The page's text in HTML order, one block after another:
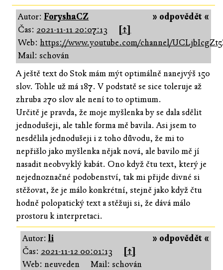
» odpovědět «
Autor:ForyshaCZ
Čas: 2021-11-11 20:07:13
[↑]
Web:https://www.youtube.com/channel/
Mail: schován
A ještě text do Stok mám mýt optimálně nanejvýš 150
slov. Tohle už má 187. V podstatě se sice toleruje až
zhruba 270 slov ale není to to optimum.
Určitě je pravda, že moje myšlenka by se dala sdělit
jednodušeji, ale tahle forma mě bavila. Asi jsem to
nesdělila jednodušeji i z toho důvodu, že mi to
nepřišlo jako myšlenka nějak nová, ale bavilo mě jí
nasadit neobvyklý kabát. Ono když čtu text, který je
nejednoznačné podobenství, tak mi přijde divné si
stěžovat, že je málo konkrétní, stejně jako když čtu
hodně polopatický text a stěžuji si, že dává málo
prostoru k interpretaci.
» odpovědět «
Autor:li
Čas: 2021-11-12 00:01:13
[↑]
Web: neuveden
Mail: schován